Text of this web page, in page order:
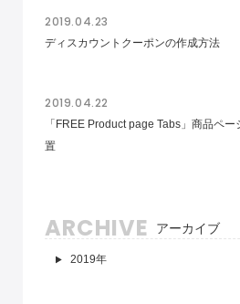
2019.04.23
ディスカウントクーポンの作成方法
2019.04.22
「FREE Product page Tabs」商品ペ
置
ARCHIVE アーカイブ
2019年